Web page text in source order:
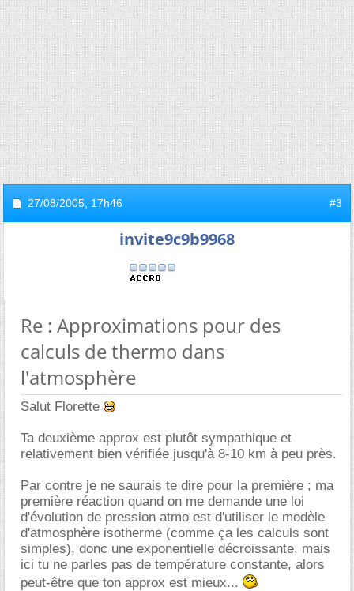
27/08/2005, 17h46 #3
invite9c9b9968
Re : Approximations pour des
calculs de thermo dans
l'atmosphère
Salut Florette
Ta deuxième approx est plutôt sympathique et
relativement bien vérifiée jusqu'à 8-10 km à peu près.
Par contre je ne saurais te dire pour la première ; ma
première réaction quand on me demande une loi
d'évolution de pression atmo est d'utiliser le modèle
d'atmosphère isotherme (comme ça les calculs sont
simples), donc une exponentielle décroissante, mais
ici tu ne parles pas de température constante, alors
peut-être que ton approx est mieux...